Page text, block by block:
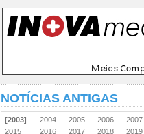
NOTÍCIAS ANTIGAS
[2003] 2004 2005 2006
2015
2016 2017 2018